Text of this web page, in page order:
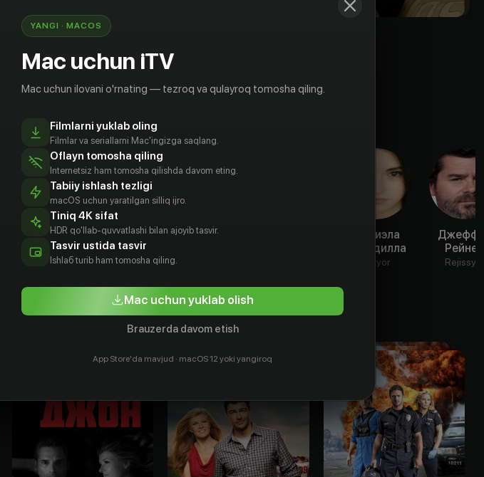
МакМанус
Уилмер
Вальдеррама
Aktyor
Черри
Даниэла
Бобадилла
Aktyor
Рейнер
Rejissyor
YANGI · MACOS
Mac uchun iTV
Mac uchun ilovani o'rnating — tezroq va qulayroq tomosha qiling.
Filmlarni yuklab oling
Filmlar va seriallarni Mac'ingizga saqlang.
Oflayn tomosha qiling
Internetsiz ham tomosha qilishda davom eting.
Tabiiy ishlash tezligi
macOS uchun yaratilgan silliq ijro.
Tiniq 4K sifat
HDR qo'llab-quvvatlashi bilan ajoyib tasvir.
Tasvir ustida tasvir
Ishlаб turib ham tomosha qiling.
Mac uchun yuklab olish
Brauzerda davom etish
App Store'da mavjud · macOS 12 yoki yangiroq